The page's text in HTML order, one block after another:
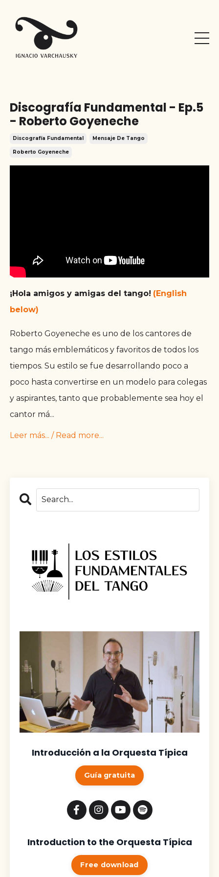
Discografía Fundamental - Ep.5
- Roberto Goyeneche
Discografía Fundamental Mensaje De Tango
Roberto Goyeneche
¡Hola amigos y amigas del tango! (English
below)
Roberto Goyeneche es uno de los cantores de
tango más emblemáticos y favoritos de todos los
tiempos. Su estilo se fue desarrollando poco a
poco hasta convertirse en un modelo para colegas
y aspirantes, tanto que probablemente sea hoy el
cantor má...
Leer más... / Read more...
Introducción a la Orquesta Típica
Guía gratuita
Introduction to the Orquesta Típica
Free download